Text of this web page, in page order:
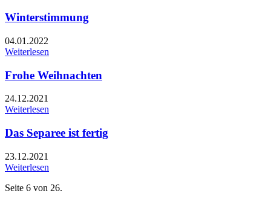
Winterstimmung
04.01.2022
Weiterlesen
Frohe Weihnachten
24.12.2021
Weiterlesen
Das Separee ist fertig
23.12.2021
Weiterlesen
Seite 6 von 26.